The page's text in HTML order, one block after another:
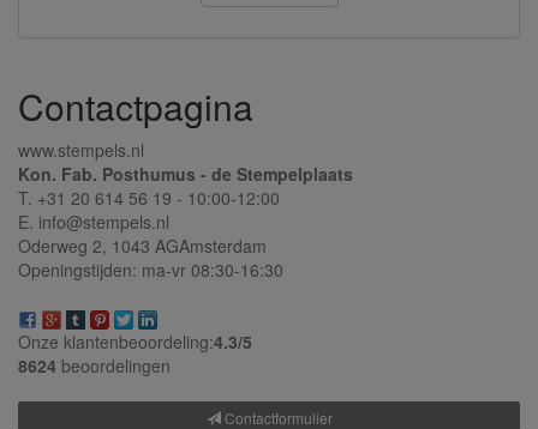
Contactpagina
www.stempels.nl
Kon. Fab. Posthumus - de Stempelplaats
T. +31 20 614 56 19 - 10:00-12:00
E. info@stempels.nl
Oderweg 2, 1043 AGAmsterdam
Openingstijden: ma-vr 08:30-16:30
Onze klantenbeoordeling:4.3/5
8624 beoordelingen
Contactformulier